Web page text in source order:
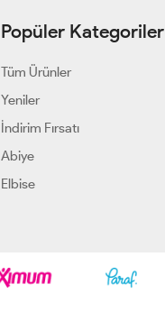
Popüler Kategoriler
Tüm Ürünler
Yeniler
İndirim Fırsatı
Abiye
Elbise